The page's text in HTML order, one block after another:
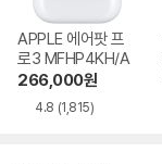
APPLE 에어팟 프
로3 MFHP4KH/A
266,000원
4.8 (1,815)